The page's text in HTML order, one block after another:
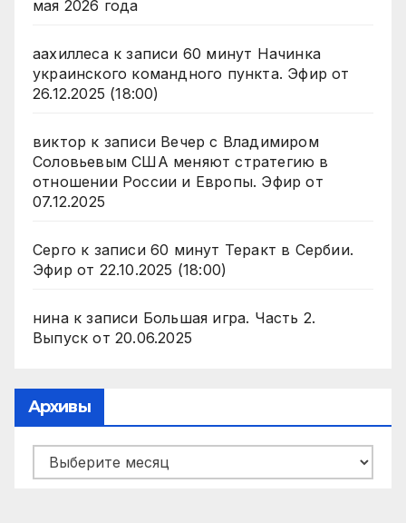
мая 2026 года
аахиллесак записи 60 минут Начинка
украинского командного пункта. Эфир от
26.12.2025 (18:00)
виктор к записи Вечер с Владимиром
Соловьевым США меняют стратегию в
отношении России и Европы. Эфир от
07.12.2025
Серго к записи 60 минут Теракт в Сербии.
Эфир от 22.10.2025 (18:00)
нинак записи Большая игра. Часть 2.
Выпуск от 20.06.2025
Архивы
Архивы